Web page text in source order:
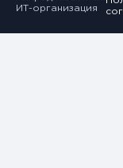
ИТ-организация